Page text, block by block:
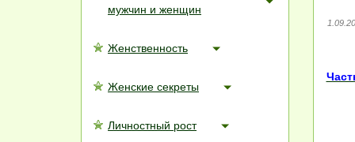
мужчин и женщин
Женственность
Женские секреты
Личностный рост